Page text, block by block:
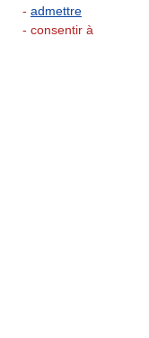
- admettre
- consentir à